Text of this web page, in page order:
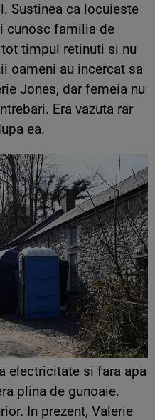
Sustinea ca locuieste
cunosc familia de
timpul retinuti si nu
oameni au incercat sa
Jones, dar femeia nu
Era vazuta rar
ea.
electricitate si fara apa
plina de gunoaie.
In prezent, Valerie